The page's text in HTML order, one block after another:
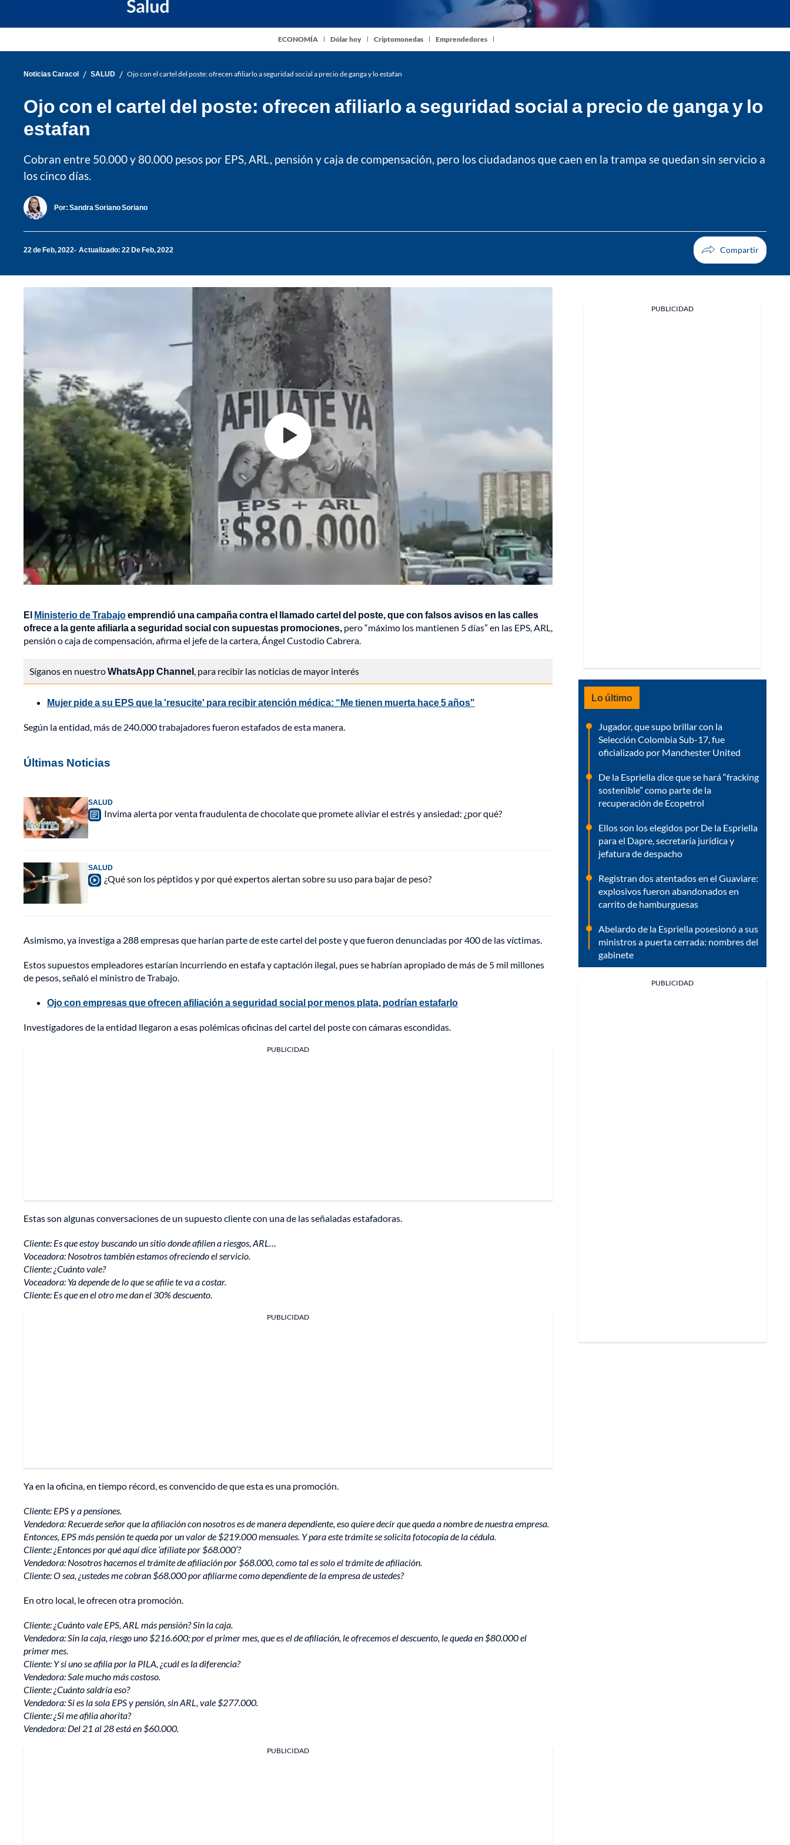
ECONOMÍA Dólar hoy Criptomonedas Emprendedores
Noticias Caracol / SALUD / Ojo con el cartel del poste: ofrecen afiliarlo a seguridad social a precio de ganga y lo estafan
Ojo con el cartel del poste: ofrecen afiliarlo a seguridad social a precio de ganga y lo
estafan
Cobran entre 50.000 y 80.000 pesos por EPS, ARL, pensión y caja de compensación, pero los ciudadanos que caen en la trampa se quedan sin servicio a
los cinco días.
Por: Sandra Soriano Soriano
22 de Feb, 2022 Actualizado: 22 De Feb, 2022
El Ministerio de Trabajoemprendió una campaña contra el llamado cartel del poste, que con falsos avisos en las calles
ofrece a la gente afiliarla a seguridad social con supuestas promociones, pero “máximo los mantienen 5 días” en las EPS, ARL,
pensión o caja de compensación, afirma el jefe de la cartera, Ángel Custodio Cabrera.
Síganos en nuestroWhatsApp Channel, para recibir las noticias de mayor interés
Mujer pide a su EPS que la 'resucite' para recibir atención médica: “Me tienen muerta hace 5 años"
Según la entidad, más de 240.000 trabajadores fueron estafados de esta manera.
Últimas Noticias
SALUD
Invima alerta por venta fraudulenta de chocolate que promete aliviar el estrés y ansiedad: ¿por qué?
SALUD
¿Qué son los péptidos y por qué expertos alertan sobre su uso para bajar de peso?
Asimismo, ya investiga a 288 empresas que harían parte de este cartel del poste y que fueron denunciadas por 400 de las víctimas.
Estos supuestos empleadores estarían incurriendo en estafa y captación ilegal, pues se habrían apropiado de más de 5 mil millones
de pesos, señaló el ministro de Trabajo.
Ojo con empresas que ofrecen afiliación a seguridad social por menos plata, podrían estafarlo
Investigadores de la entidad llegaron a esas polémicas oficinas del cartel del poste con cámaras escondidas.
PUBLICIDAD
Estas son algunas conversaciones de un supuesto cliente con una de las señaladas estafadoras.
Cliente: Es que estoy buscando un sitio donde afilien a riesgos, ARL…
Voceadora: Nosotros también estamos ofreciendo el servicio.
Cliente: ¿Cuánto vale?
Voceadora: Ya depende de lo que se afilie te va a costar.
Cliente: Es que en el otro me dan el 30% descuento.
PUBLICIDAD
Ya en la oficina, en tiempo récord, es convencido de que esta es una promoción.
Cliente: EPS y a pensiones.
Vendedora: Recuerde señor que la afiliación con nosotros es de manera dependiente, eso quiere decir que queda a nombre de nuestra empresa.
Entonces, EPS más pensión te queda por un valor de $219.000 mensuales. Y para este trámite se solicita fotocopia de la cédula.
Cliente: ¿Entonces por qué aquí dice ‘afíliate por $68.000’?
Vendedora: Nosotros hacemos el trámite de afiliación por $68.000, como tal es solo el trámite de afiliación.
Cliente: O sea, ¿ustedes me cobran $68.000 por afiliarme como dependiente de la empresa de ustedes?
En otro local, le ofrecen otra promoción.
Cliente: ¿Cuánto vale EPS, ARL más pensión? Sin la caja.
Vendedora: Sin la caja, riesgo uno $216.600; por el primer mes, que es el de afiliación, le ofrecemos el descuento, le queda en $80.000 el
primer mes.
Cliente: Y si uno se afilia por la PILA, ¿cuál es la diferencia?
Vendedora: Sale mucho más costoso.
Cliente: ¿Cuánto saldría eso?
Vendedora: Si es la sola EPS y pensión, sin ARL, vale $277.000.
Cliente: ¿Si me afilia ahorita?
Vendedora: Del 21 al 28 está en $60.000.
PUBLICIDAD
PUBLICIDAD
Lo último
Jugador, que supo brillar con la
Selección Colombia Sub-17, fue
oficializado por Manchester United
De la Espriella dice que se hará “fracking
sostenible” como parte de la
recuperación de Ecopetrol
Ellos son los elegidos por De la Espriella
para el Dapre, secretaría jurídica y
jefatura de despacho
Registran dos atentados en el Guaviare:
explosivos fueron abandonados en
carrito de hamburguesas
Abelardo de la Espriella posesionó a sus
ministros a puerta cerrada: nombres del
gabinete
PUBLICIDAD